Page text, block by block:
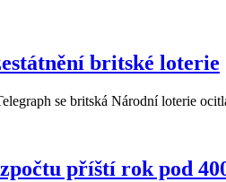
britské loterie
se britská Národní loterie
příští rok pod